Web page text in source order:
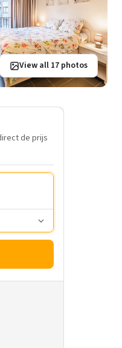
View all 17 photos
de prijs